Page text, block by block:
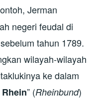
Jerman
negeri feudal di
tahun 1789.
wilayah-wilayah
ke dalam
” (Rheinbund)